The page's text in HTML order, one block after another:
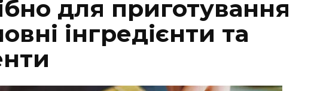
для приготування
інгредієнти та